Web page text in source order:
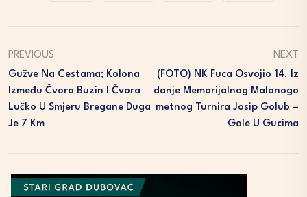
PREVIOUS
Gužve Na Cestama; Kolona
Između Čvora Buzin I Čvora
Lučko U Smjeru Bregane Duga
Je 7 Km
NEXT
(FOTO) NK Fuca Osvojio 14. Iz
Danje Memorijalnog Malonogo
Metnog Turnira Josip Golub –
Gole U Gucima